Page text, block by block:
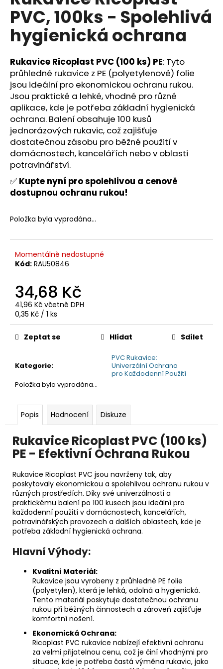
0,0
5
hvězdiček.
PVC, 100ks - Spolehlivá
hygienická ochrana
Rukavice Ricoplast PVC (100 ks) PE: Tyto
průhledné rukavice z PE (polyetylenové) folie
jsou ideální pro ekonomickou ochranu rukou.
Jsou praktické a lehké, vhodné pro různé
aplikace, kde je potřeba základní hygienická
ochrana. Balení obsahuje 100 kusů
jednorázových rukavic, což zajišťuje
dostatečnou zásobu pro běžné použití v
domácnostech, kancelářích nebo v oblasti
potravinářství.
✅ Kupte nyní pro spolehlivou a cenově
dostupnou ochranu rukou!
Položka byla vyprodána…
Momentálně nedostupné
Kód: RAU50846
34,68 Kč
41,96 Kč včetně DPH
Měrná
cena:
0,35 Kč / 1 ks
Kategorie:
PVC Rukavice:
Univerzální Ochrana
pro Každodenní Použití
Položka byla vyprodána…
Zeptat se Hlídat Sdílet
Popis Hodnocení Diskuze
Rukavice Ricoplast PVC (100 ks)
PE - Efektivní Ochrana Rukou
Rukavice Ricoplast PVC jsou navrženy tak, aby
poskytovaly ekonomickou a spolehlivou ochranu rukou v
různých prostředích. Díky své univerzálnosti a
praktickému balení po 100 kusech jsou ideální pro
každodenní použití v domácnostech, kancelářích,
potravinářských provozech a dalších oblastech, kde je
potřeba základní hygienická ochrana.
Hlavní Výhody:
Kvalitní Materiál:
Rukavice jsou vyrobeny z průhledné PE folie
(polyetylen), která je lehká, odolná a hygienická.
Tento materiál poskytuje dostatečnou ochranu
rukou při běžných činnostech a zároveň zajišťuje
komfortní nošení.
Ekonomická Ochrana:
Ricoplast PVC rukavice nabízejí efektivní ochranu
za velmi přijatelnou cenu, což je činí vhodnými pro
situace, kde je potřeba častá výměna rukavic, jako
a
j
í
?
HLEDAT
D
o
p
o
u
č
e
m
e